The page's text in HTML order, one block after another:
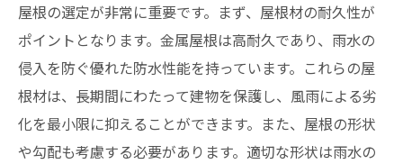
屋根の選定が非常に重要です。まず、屋根材の耐久性が
ポイントとなります。金属屋根は高耐久であり、雨水の
侵入を防ぐ優れた防水性能を持っています。これらの屋
根材は、長期間にわたって建物を保護し、風雨による劣
化を最小限に抑えることができます。また、屋根の形状
や勾配も考慮する必要があります。適切な形状は雨水の